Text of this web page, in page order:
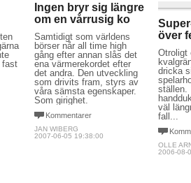
fast
Ingen bryr sig längre
om en vårrusig ko
Samtidigt som världens
börser når all time high
gång efter annan slås det
ena värmerekordet efter
det andra. Den utveckling
som drivits fram, styrs av
våra sämsta egenskaper.
Som girighet.
Kommentarer
JAN WIBERG
2007-06-05 19:38:00
över
Otroligt
dricka
ställen.
väl
fall...
OLLE
2006-08-